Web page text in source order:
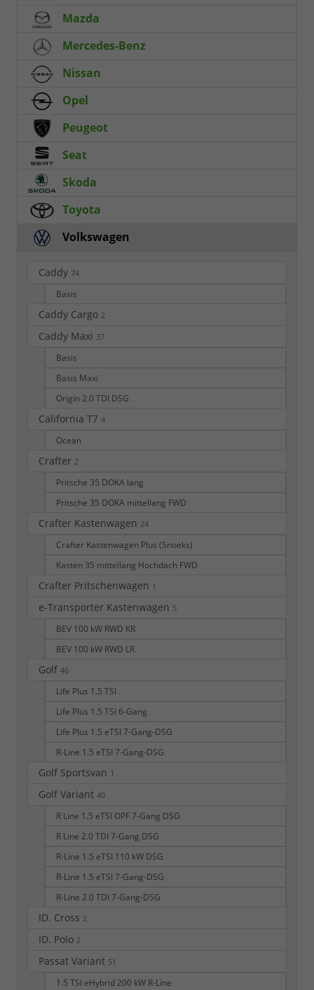
Mazda
Mercedes-Benz
Nissan
Opel
Peugeot
Seat
Skoda
Toyota
Volkswagen
Caddy 74
Basis
Caddy Cargo 2
Caddy Maxi 37
Basis
Basis Maxi
Origin 2.0 TDI DSG
California T7 4
Ocean
Crafter 2
Pritsche 35 DOKA lang
Pritsche 35 DOKA mittellang FWD
Crafter Kastenwagen 24
Crafter Kastenwagen Plus (Snoeks)
Kasten 35 mittellang Hochdach FWD
Crafter Pritschenwagen 1
e-Transporter Kastenwagen 5
BEV 100 kW RWD KR
BEV 100 kW RWD LR
Golf 46
Life Plus 1.5 TSI
Life Plus 1.5 TSI 6-Gang
Life Plus 1.5 eTSI 7-Gang-DSG
R-Line 1.5 eTSI 7-Gang-DSG
Golf Sportsvan 1
Golf Variant 40
R Line 1.5 eTSI OPF 7-Gang DSG
R Line 2.0 TDI 7-Gang DSG
R-Line 1.5 eTSI 110 kW DSG
R-Line 1.5 eTSI 7-Gang-DSG
R-Line 2.0 TDI 7-Gang-DSG
ID. Cross 2
ID. Polo 2
Passat Variant 51
1.5 TSI eHybrid 200 kW R-Line